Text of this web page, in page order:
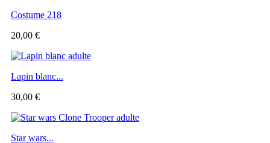
Costume 218
20,00 €
Lapin blanc...
30,00 €
Star wars...